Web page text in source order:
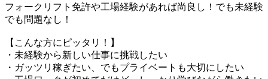
フォークリフト免許や工場経験があれば尚良し！でも未経験
でも問題なし！
【こんな方にピッタリ！】
・未経験から新しい仕事に挑戦したい
・ガッツリ稼ぎたい、でもプライベートも大切にしたい